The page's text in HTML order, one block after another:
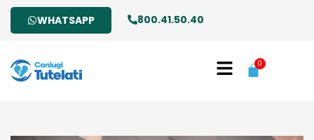
WHATSAPP 800.41.50.40
0